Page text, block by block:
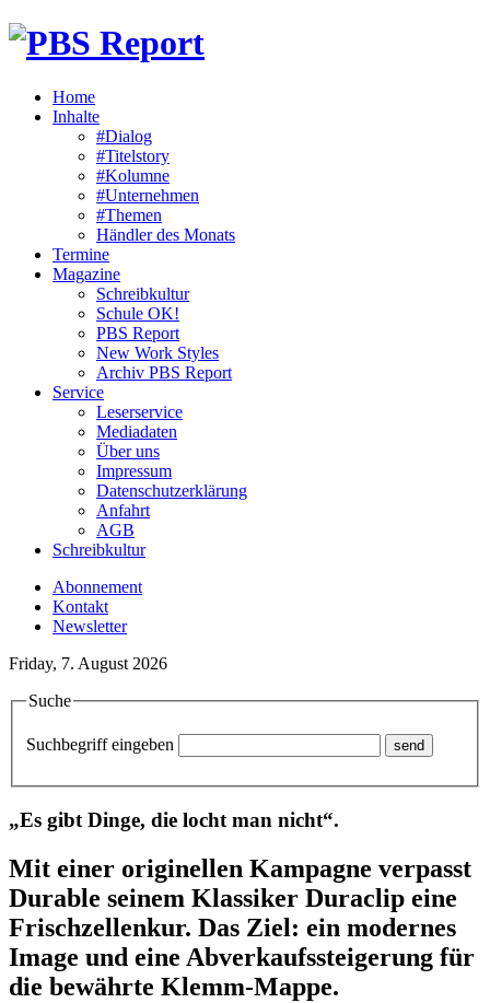
Home
Inhalte
#Dialog
#Titelstory
#Kolumne
#Unternehmen
#Themen
Händler des Monats
Termine
Magazine
Schreibkultur
Schule OK!
PBS Report
New Work Styles
Archiv PBS Report
Service
Leserservice
Mediadaten
Über uns
Impressum
Datenschutzerklärung
Anfahrt
AGB
Schreibkultur
Abonnement
Kontakt
Newsletter
Friday, 7. August 2026
Suche
Suchbegriff eingeben
„Es gibt Dinge, die locht man nicht“.
Mit einer originellen Kampagne verpasst
Durable seinem Klassiker Duraclip eine
Frischzellenkur. Das Ziel: ein modernes
Image und eine Abverkaufssteigerung für
die bewährte Klemm-Mappe.